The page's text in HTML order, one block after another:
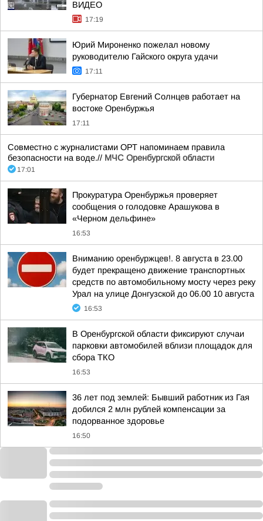
ВИДЕО
17:19
Юрий Мироненко пожелал новому
руководителю Гайского округа удачи
17:11
Губернатор Евгений Солнцев работает на
востоке Оренбуржья
17:11
Совместно с журналистами ОРТ напоминаем правила
безопасности на воде.// МЧС Оренбургской области
17:01
Прокуратура Оренбуржья проверяет
сообщения о голодовке Арашукова в
«Черном дельфине»
16:53
Вниманию оренбуржцев!. 8 августа в 23.00
будет прекращено движение транспортных
средств по автомобильному мосту через реку
Урал на улице Донгузской до 06.00 10 августа
16:53
В Оренбургской области фиксируют случаи
парковки автомобилей вблизи площадок для
сбора ТКО
16:53
36 лет под землей: Бывший работник из Гая
добился 2 млн рублей компенсации за
подорванное здоровье
16:50